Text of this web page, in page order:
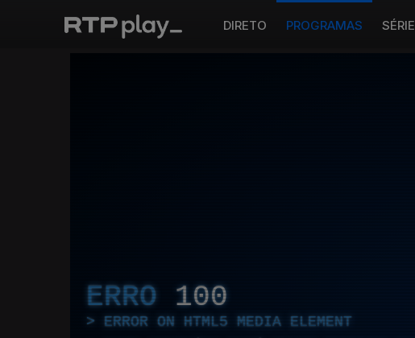
DIRETO PROGRAMAS
ERRO 100
ERROR ON HTML5 MEDIA ELEMENT